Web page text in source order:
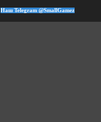
Наш Telegram @SmallGamez